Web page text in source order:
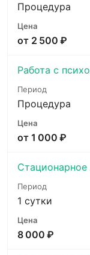
Процедура
от 2 500 ₽
Работа с
Процедура
от 1 000 ₽
Стационарное
1 сутки
8 000 ₽